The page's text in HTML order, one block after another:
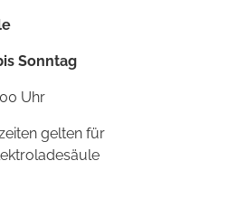
Sonntag
Uhr
gelten für